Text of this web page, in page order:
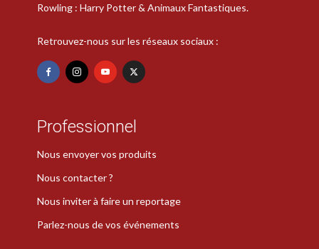
Rowling : Harry Potter & Animaux Fantastiques.
Retrouvez-nous sur les réseaux sociaux :
Professionnel
Nous envoyer vos produits
Nous contacter ?
Nous inviter à faire un reportage
Parlez-nous de vos événements